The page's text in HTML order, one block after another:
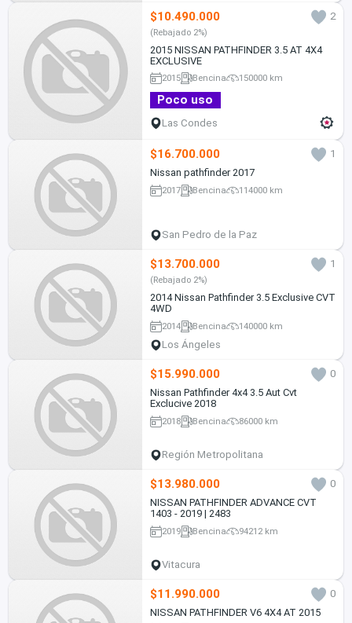
$10.490.000 2
(Rebajado 2%)
2015 NISSAN PATHFINDER 3.5 AT 4X4
EXCLUSIVE
2015 Bencina 150000 km
Poco uso
Las Condes
$16.700.000
1
Nissan pathfinder 2017
2017 Bencina 114000 km
San Pedro de la Paz
$13.700.000 1
(Rebajado 2%)
2014 Nissan Pathfinder 3.5 Exclusive CVT
4WD
2014 Bencina 140000 km
Los Ángeles
$15.990.000
0
Nissan Pathfinder 4x4 3.5 Aut Cvt
Exclucive 2018
2018 Bencina 86000 km
Región Metropolitana
$13.980.000
0
NISSAN PATHFINDER ADVANCE CVT
1403 - 2019 | 2483
2019 Bencina 94212 km
Vitacura
$11.990.000
0
NISSAN PATHFINDER V6 4X4 AT 2015